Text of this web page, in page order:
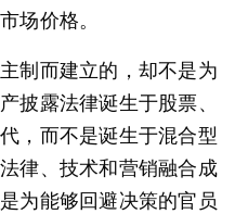
场价格。
制而建立的，却不是为
披露法律诞生于股票、
，而不是诞生于混合型
律、技术和营销融合成
为能够回避决策的官员